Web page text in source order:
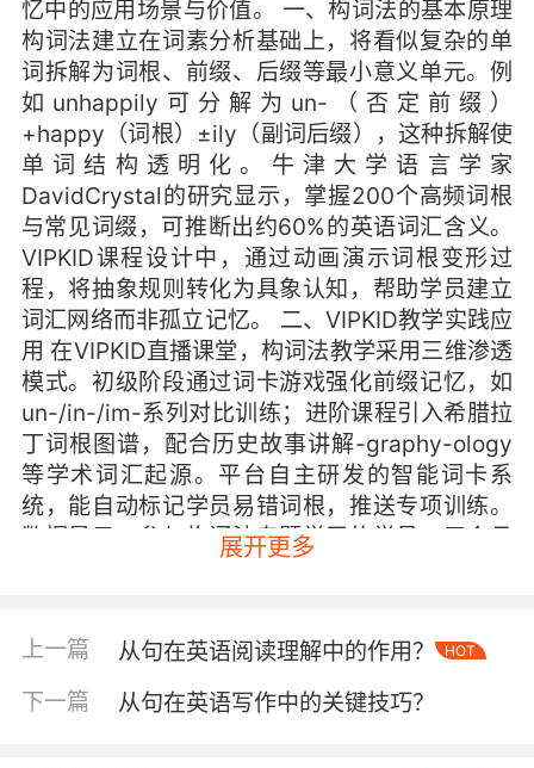
忆中的应用场景与价值。 一、构词法的基本原理
构词法建立在词素分析基础上，将看似复杂的单
词拆解为词根、前缀、后缀等最小意义单元。例
如unhappily可分解为un-（否定前缀）
+happy（词根）±ily（副词后缀），这种拆解使
单词结构透明化。牛津大学语言学家
DavidCrystal的研究显示，掌握200个高频词根
与常见词缀，可推断出约60%的英语词汇含义。
VIPKID课程设计中，通过动画演示词根变形过
程，将抽象规则转化为具象认知，帮助学员建立
词汇网络而非孤立记忆。 二、VIPKID教学实践应
用 在VIPKID直播课堂，构词法教学采用三维渗透
模式。初级阶段通过词卡游戏强化前缀记忆，如
un-/in-/im-系列对比训练；进阶课程引入希腊拉
丁词根图谱，配合历史故事讲解-graphy-ology
等学术词汇起源。平台自主研发的智能词卡系
统，能自动标记学员易错词根，推送专项训练。
数据显示，参与构词法专题学习的学员，三个月
后词汇量平均提升37%，且遗忘率较传统方法降
重点中学的跟踪研究表明，接受构词法训练的学
生在阅读理解中猜测生词的准确率提升显著。
VIPKID学员案例库中，12岁学员Lucas通过词根-
dict-串联记忆了predict/contradict/indicate等
展开更多
上一篇 从句在英语阅读理解中的作用？ HOT
下一篇 从句在英语写作中的关键技巧？